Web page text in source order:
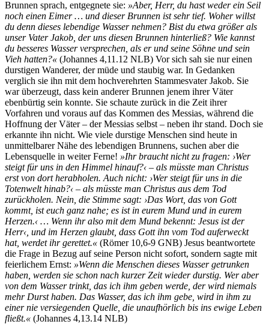
Brunnen sprach, entgegnete sie: »Aber, Herr, du hast weder ein Seil
noch einen Eimer … und dieser Brunnen ist sehr tief. Woher willst
du denn dieses lebendige Wasser nehmen? Bist du etwa größer als
unser Vater Jakob, der uns diesen Brunnen hinterließ? Wie kannst
du besseres Wasser versprechen, als er und seine Söhne und sein
Vieh hatten?« (Johannes 4,11.12 NLB) Vor sich sah sie nur einen
durstigen Wanderer, der müde und staubig war. In Gedanken
verglich sie ihn mit dem hochverehrten Stammesvater Jakob. Sie
war überzeugt, dass kein anderer Brunnen jenem ihrer Väter
ebenbürtig sein konnte. Sie schaute zurück in die Zeit ihrer
Vorfahren und voraus auf das Kommen des Messias, während die
Hoffnung der Väter – der Messias selbst – neben ihr stand. Doch sie
erkannte ihn nicht. Wie viele durstige Menschen sind heute in
unmittelbarer Nähe des lebendigen Brunnens, suchen aber die
Lebensquelle in weiter Ferne! »Ihr braucht nicht zu fragen: ›Wer
steigt für uns in den Himmel hinauf?‹ – als müsste man Christus
erst von dort herabholen. Auch nicht: ›Wer steigt für uns in die
Totenwelt hinab?‹ – als müsste man Christus aus dem Tod
zurückholen. Nein, die Stimme sagt: ›Das Wort, das von Gott
kommt, ist euch ganz nahe; es ist in eurem Mund und in eurem
Herzen.‹ … Wenn ihr also mit dem Mund bekennt: Jesus ist der
Herr‹, und im Herzen glaubt, dass Gott ihn vom Tod auferweckt
hat, werdet ihr gerettet.« (Römer 10,6-9 GNB) Jesus beantwortete
die Frage in Bezug auf seine Person nicht sofort, sondern sagte mit
feierlichem Ernst: »Wenn die Menschen dieses Wasser getrunken
haben, werden sie schon nach kurzer Zeit wieder durstig. Wer aber
von dem Wasser trinkt, das ich ihm geben werde, der wird niemals
mehr Durst haben. Das Wasser, das ich ihm gebe, wird in ihm zu
einer nie versiegenden Quelle, die unaufhörlich bis ins ewige Leben
fließt.« (Johannes 4,13.14 NLB)